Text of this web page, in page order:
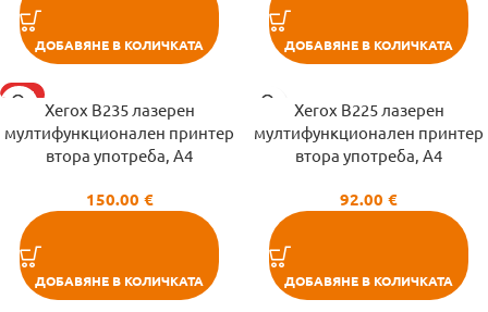
ДОБАВЯНЕ В КОЛИЧКАТА ДОБАВЯНЕ В КОЛИЧКАТА
HOT
Xerox B235 лазерен
мултифункционален принтер
втора употреба, A4
150.00 €
ДОБАВЯНЕ В КОЛИЧКАТА
Xerox B225 лазерен
мултифункционален принтер
втора употреба, A4
92.00 €
ДОБАВЯНЕ В КОЛИЧКАТА